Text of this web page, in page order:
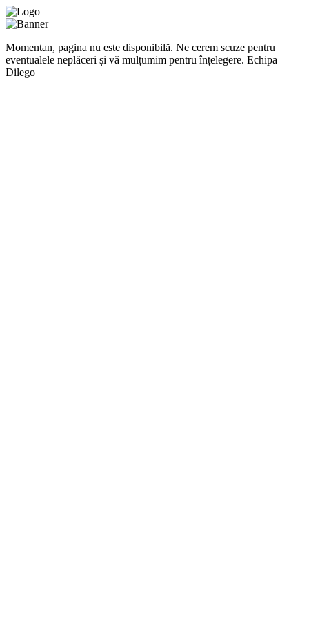
Momentan, pagina nu este disponibilă. Ne cerem scuze pentru
eventualele neplăceri și vă mulțumim pentru înțelegere. Echipa
Dilego